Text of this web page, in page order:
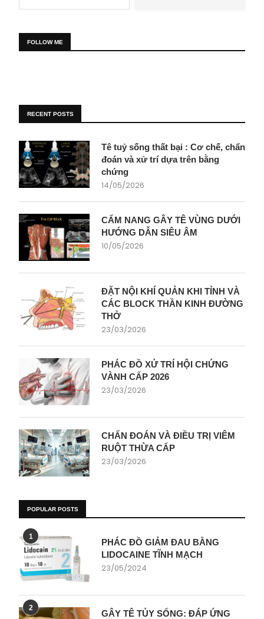
FOLLOW ME
RECENT POSTS
Tê tuỷ sống thất bại : Cơ chế, chẩn
đoán và xử trí dựa trên bằng
chứng
14/05/2026
CẨM NANG GÂY TÊ VÙNG DƯỚI
HƯỚNG DẪN SIÊU ÂM
10/05/2026
ĐẶT NỘI KHÍ QUẢN KHI TỈNH VÀ
CÁC BLOCK THẦN KINH ĐƯỜNG
THỞ
23/03/2026
PHÁC ĐỒ XỬ TRÍ HỘI CHỨNG
VÀNH CẤP 2026
23/03/2026
CHẨN ĐOÁN VÀ ĐIỀU TRỊ VIÊM
RUỘT THỪA CẤP
23/03/2026
POPULAR POSTS
1
PHÁC ĐỒ GIẢM ĐAU BẰNG
LIDOCAINE TĨNH MẠCH
23/05/2024
2
GÂY TÊ TỦY SỐNG: ĐÁP ỨNG